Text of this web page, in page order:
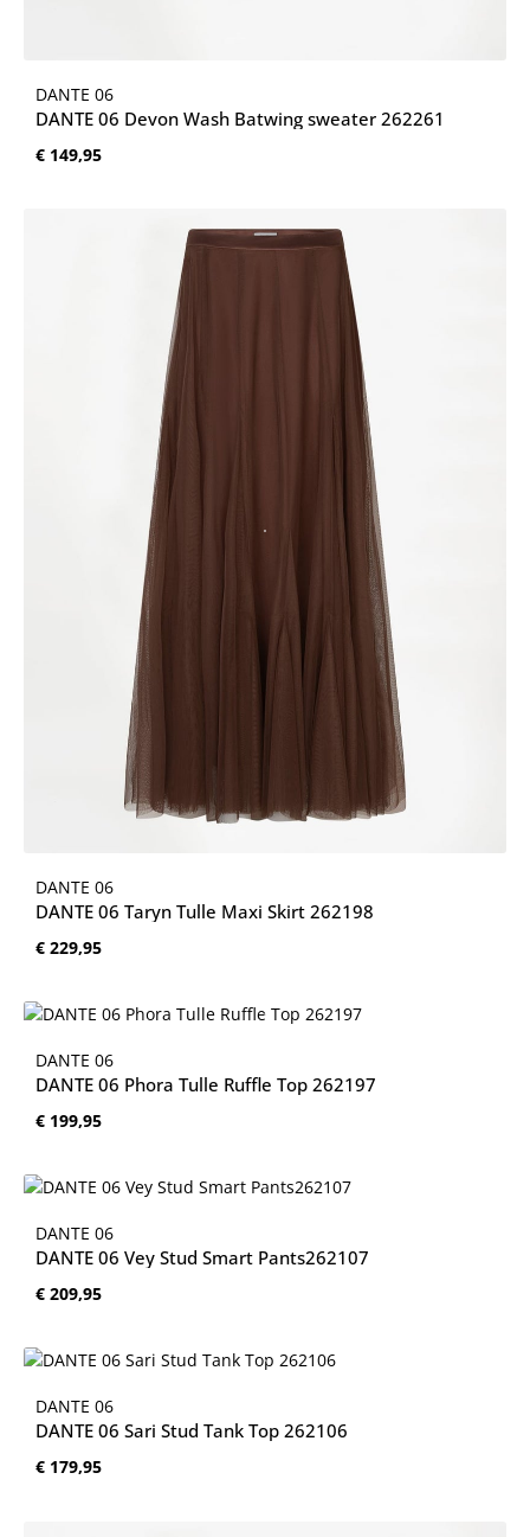
DANTE 06
DANTE 06 Devon Wash Batwing sweater 262261
Normale prijs:
€ 149,95
DANTE 06
DANTE 06 Taryn Tulle Maxi Skirt 262198
Normale prijs:
€ 229,95
DANTE 06
DANTE 06 Phora Tulle Ruffle Top 262197
Normale prijs:
€ 199,95
DANTE 06
DANTE 06 Vey Stud Smart Pants262107
Normale prijs:
€ 209,95
DANTE 06
DANTE 06 Sari Stud Tank Top 262106
Normale prijs:
€ 179,95